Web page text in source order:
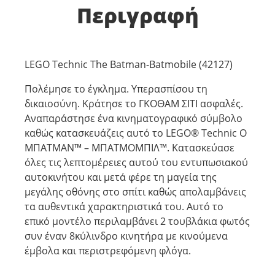
Περιγραφή
LEGO Technic The Batman-Batmobile (42127)
Πολέμησε το έγκλημα. Υπερασπίσου τη
δικαιοσύνη. Κράτησε το ΓΚΟΘΑΜ ΣΙΤΙ ασφαλές.
Αναπαράστησε ένα κινηματογραφικό σύμβολο
καθώς κατασκευάζεις αυτό το LEGO® Technic Ο
ΜΠΑΤΜΑΝ™ – ΜΠΑΤΜΟΜΠΙΛ™. Κατασκεύασε
όλες τις λεπτομέρειες αυτού του εντυπωσιακού
αυτοκινήτου και μετά φέρε τη μαγεία της
μεγάλης οθόνης στο σπίτι καθώς απολαμβάνεις
τα αυθεντικά χαρακτηριστικά του. Αυτό το
επικό μοντέλο περιλαμβάνει 2 τουβλάκια φωτός
συν έναν 8κύλινδρο κινητήρα με κινούμενα
έμβολα και περιστρεφόμενη φλόγα.